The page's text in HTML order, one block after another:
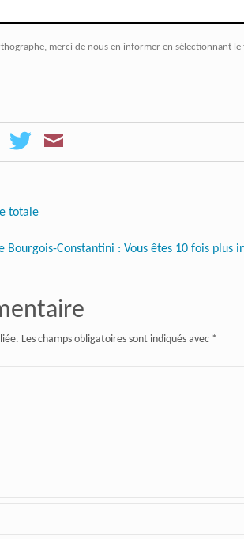
merci de nous en informer en sélectionnant
totale
Bourgois-Constantini : Vous êtes 10 fois plus
Les champs obligatoires sont indiqués avec *